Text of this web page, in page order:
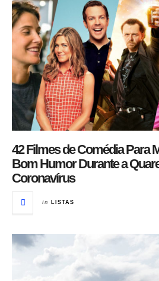
42 Filmes de Comédia Para
Bom Humor Durante a
Coronavírus
in LISTAS